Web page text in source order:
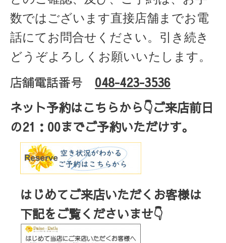
数ではございます直接店舗までお電
話にてお問合せください。引き続き
どうぞよろしくお願いいたします。
店舗電話番号 048-423-3536
ネット予約はこちらから👇ご来店前日
の21 ： 00までご予約いただけす。
はじめてご来店いただくお客様は
下記をご覧くださいませ👇